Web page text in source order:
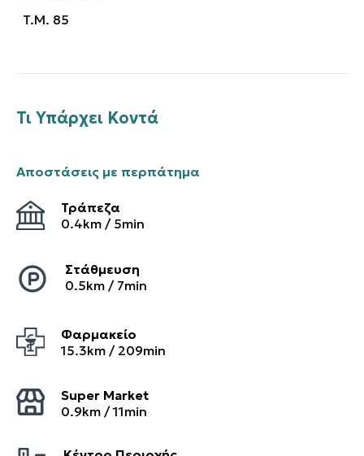
T.M. 85
Τι Υπάρχει Κοντά
Αποστάσεις με περπάτημα
Τράπεζα
0.4km / 5min
Στάθμευση
0.5km / 7min
Φαρμακείο
15.3km / 209min
Super Market
0.9km /11min